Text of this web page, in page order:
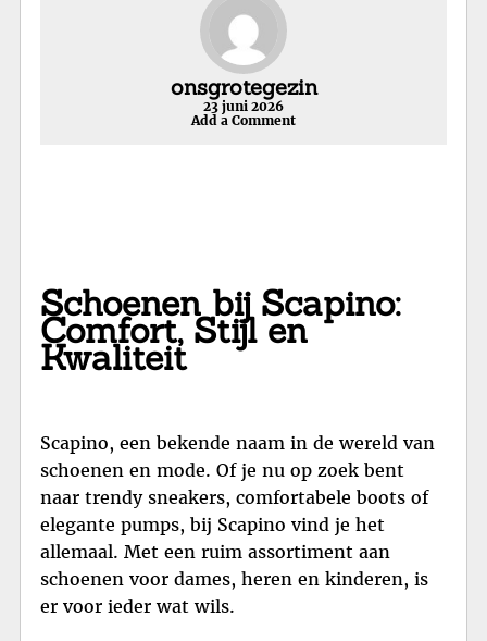
onsgrotegezin
23 juni 2026
Add a Comment
Schoenen bij Scapino:
Comfort, Stijl en
Kwaliteit
Scapino, een bekende naam in de wereld van
schoenen en mode. Of je nu op zoek bent
naar trendy sneakers, comfortabele boots of
elegante pumps, bij Scapino vind je het
allemaal. Met een ruim assortiment aan
schoenen voor dames, heren en kinderen, is
er voor ieder wat wils.